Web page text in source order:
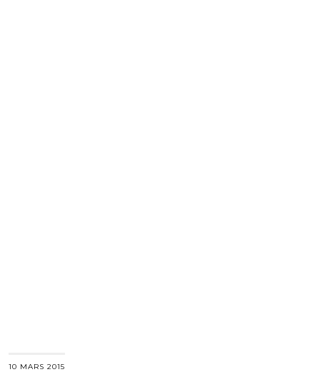
10 MARS 2015